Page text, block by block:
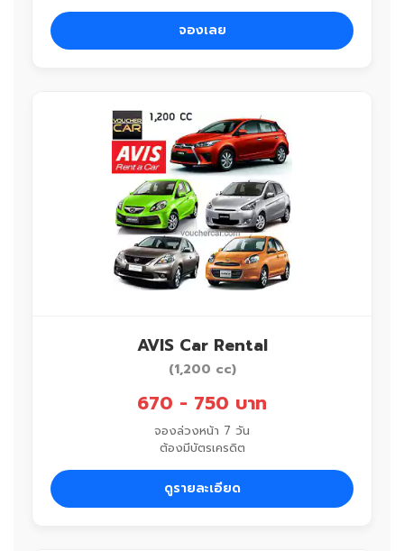
จองเลย
AVIS Car Rental
(1,200 cc)
670 - 750 บาท
จองล่วงหน้า 7 วัน
ต้องมีบัตรเครดิต
ดูรายละเอียด